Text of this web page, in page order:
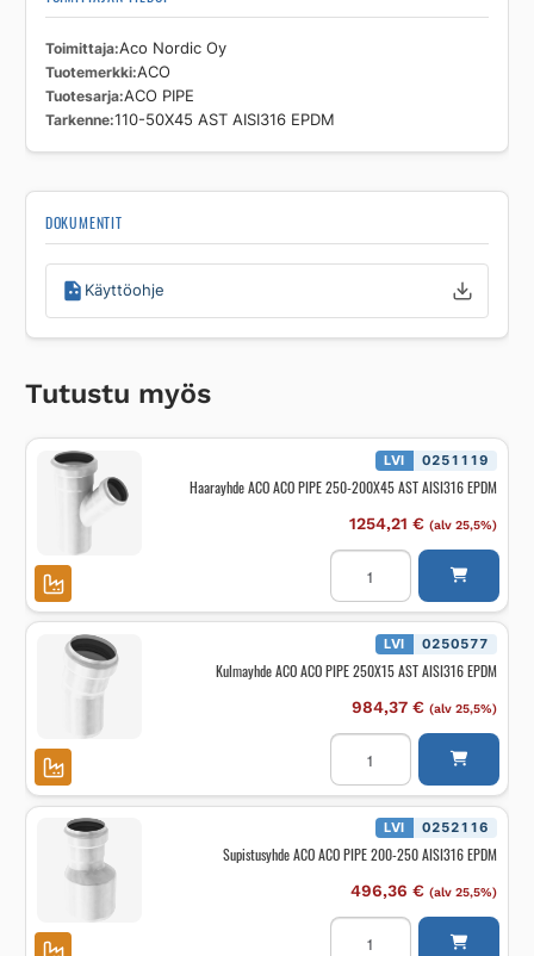
Toimittaja Aco Nordic Oy
Tuotemerkki ACO
Tuotesarja ACO PIPE
Tarkenne 110-50X45 AST AISI316 EPDM
DOKUMENTIT
Käyttöohje
Tutustu myös
LVI 0251119
Haarayhde ACO ACO PIPE 250-200X45 AST AISI316 EPDM
1254,21 € (alv 25,5%)
Haarayhde
PIPE
250-
200X45
AISI316
määrä
LVI 0250577
Kulmayhde ACO ACO PIPE 250X15 AST AISI316 EPDM
984,37 € (alv 25,5%)
Kulmayhde
PIPE
250X15
AISI316
EPDM
LVI 0252116
Supistusyhde ACO ACO PIPE 200-250 AISI316 EPDM
496,36 € (alv 25,5%)
Supistusyhde